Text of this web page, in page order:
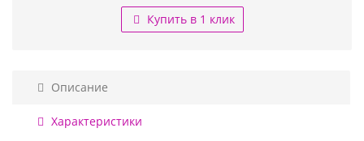
Купить в 1 клик
Описание
Характеристики